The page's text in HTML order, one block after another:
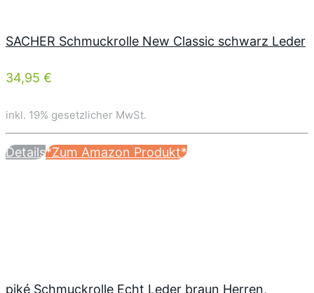
SACHER Schmuckrolle New Classic schwarz Leder
34,95 €
inkl. 19% gesetzlicher MwSt.
Details*Zum Amazon Produkt*
piké Schmuckrolle Echt Leder braun Herren,